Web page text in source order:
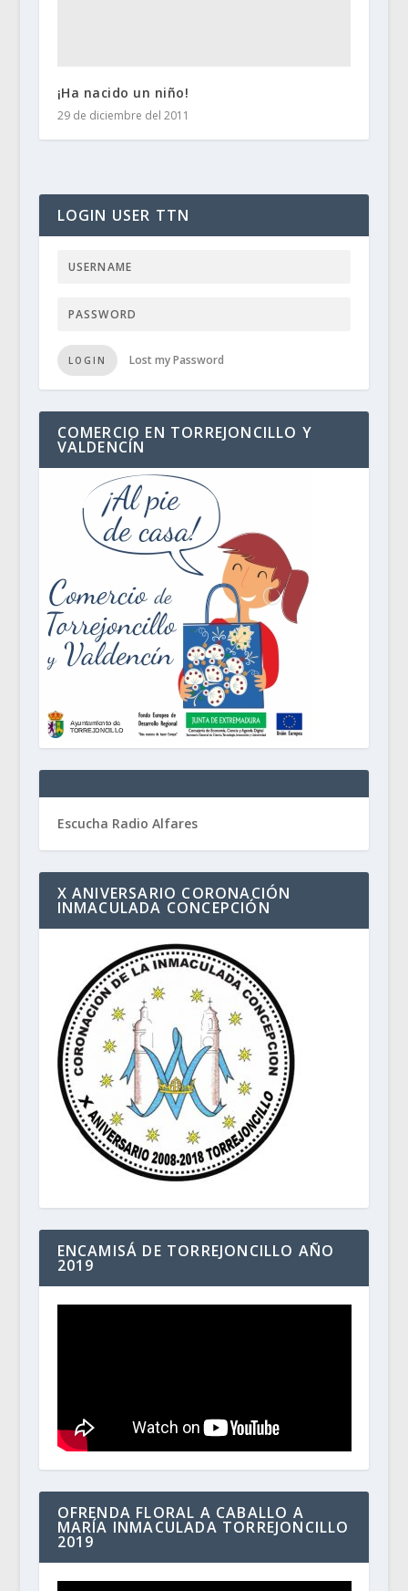
¡Ha nacido un niño!
29 de diciembre del 2011
LOGIN USER TTN
LOGIN Lost my Password
COMERCIO EN TORREJONCILLO Y
VALDENCÍN
Escucha Radio Alfares
X ANIVERSARIO CORONACIÓN
INMACULADA CONCEPCIÓN
ENCAMISÁ DE TORREJONCILLO AÑO
2019
OFRENDA FLORAL A CABALLO A
MARÍA INMACULADA TORREJONCILLO
2019